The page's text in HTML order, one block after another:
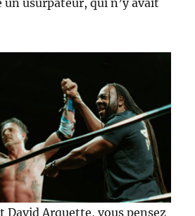
un usurpateur, qui n’y avait
David Arquette, vous pensez